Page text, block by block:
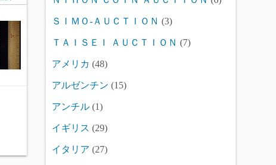
ＳＩＭＯ-ＡＵＣＴＩＯＮ (3)
ＴＡＩＳＥＩ ＡＵＣＴＩＯＮ (7)
アメリカ (48)
アルゼンチン (15)
アンチル (1)
イギリス (29)
イタリア (27)